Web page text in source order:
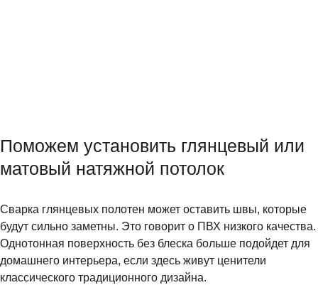
Поможем установить глянцевый или
матовый натяжной потолок
Сварка глянцевых полотен может оставить швы, которые
будут сильно заметны. Это говорит о ПВХ низкого качества.
Однотонная поверхность без блеска больше подойдет для
домашнего интерьера, если здесь живут ценители
классического традиционного дизайна.